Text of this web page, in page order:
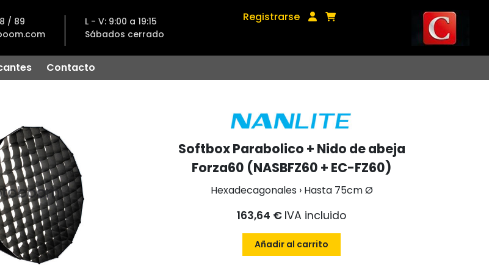
/ 89
L - V: 9:00 a 19:15
Sábados cerrado
Registrarse
Contacto
Softbox Parabolico + Nido de abeja
Forza60 (NASBFZ60 + EC-FZ60)
Hexadecagonales › Hasta 75cm Ø
163,64 € IVA incluido
Añadir al carrito